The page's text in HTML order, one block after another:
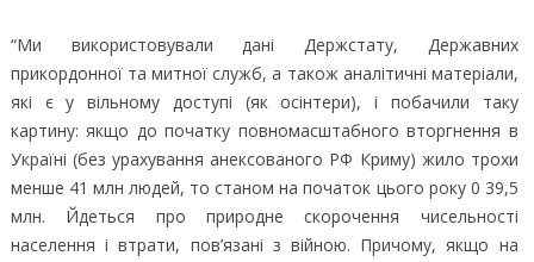
“Ми використовували дані Держстату, Державних
прикордонної та митної служб, а також аналітичні матеріали,
які є у вільному доступі (як осінтери), і побачили таку
картину: якщо до початку повномасштабного вторгнення в
Україні (без урахування анексованого РФ Криму) жило трохи
менше 41 млн людей, то станом на початок цього року 0 39,5
млн. Йдеться про природне скорочення чисельності
населення і втрати, пов’язані з війною. Причому, якщо на